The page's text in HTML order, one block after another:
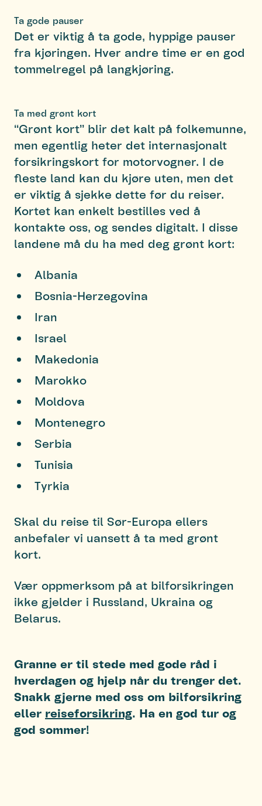
Ta gode pauser
Det er viktig å ta gode, hyppige pauser
fra kjøringen. Hver andre time er en god
tommelregel på langkjøring.
Ta med grønt kort
“Grønt kort” blir det kalt på folkemunne,
men egentlig heter det internasjonalt
forsikringskort for motorvogner. I de
fleste land kan du kjøre uten, men det
er viktig å sjekke dette før du reiser.
Kortet kan enkelt bestilles ved å
kontakte oss, og sendes digitalt. I disse
landene må du ha med deg grønt kort:
Albania
Bosnia-Herzegovina
Iran
Israel
Makedonia
Marokko
Moldova
Montenegro
Serbia
Tunisia
Tyrkia
Skal du reise til Sør-Europa ellers
anbefaler vi uansett å ta med grønt
kort.
Vær oppmerksom på at bilforsikringen
ikke gjelder i Russland, Ukraina og
Belarus.
Granne er til stede med gode råd i
hverdagen og hjelp når du trenger det.
Snakk gjerne med oss om bilforsikring
eller reiseforsikring. Ha en god tur og
god sommer!